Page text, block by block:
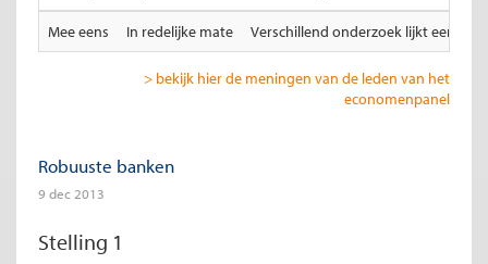
Mee eens In redelijke mate Verschillend onderzoek lijkt een
> bekijk hier de meningen van de leden van het
economenpanel
Robuuste banken
9 dec 2013
Stelling 1